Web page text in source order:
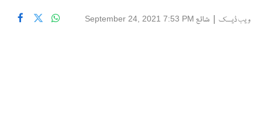
ویب ڈیسک | شائع September 24, 2021 7:53 PM